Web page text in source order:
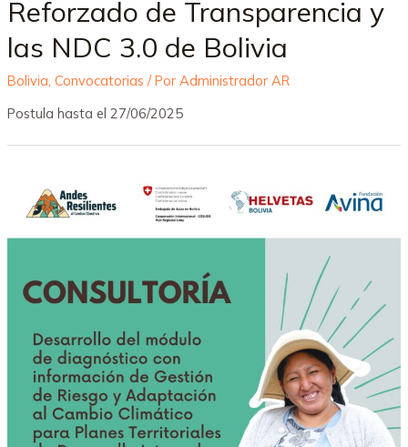
Reforzado de Transparencia y
las NDC 3.0 de Bolivia
Bolivia Convocatorias / Por Administrador AR
Postula hasta el 27/06/2025